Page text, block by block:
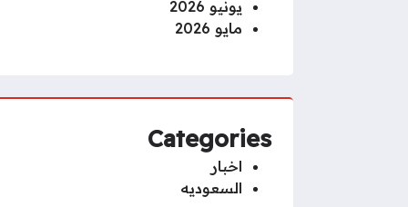
يونيو 2026
مايو 2026
Categories
اخبار
السعوديه